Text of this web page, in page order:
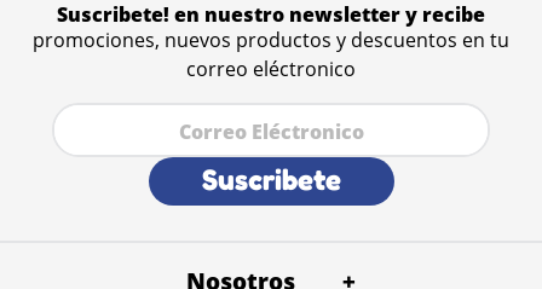
Suscribete! en nuestro newsletter y recibe
promociones, nuevos productos y descuentos en tu
correo eléctronico
Suscribete
Nosotros
+